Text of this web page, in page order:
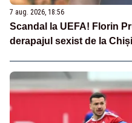
7 aug. 2026, 18:56
Scandal la UEFA! Florin
derapajul sexist de la